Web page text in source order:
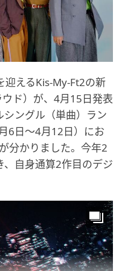
迎えるKis-My-Ft2の新
ド）が、4月15日発表
ングル（単曲）ラン
6日～4月12日）にお
分かりました。今年2
自身通算2作目のデジ